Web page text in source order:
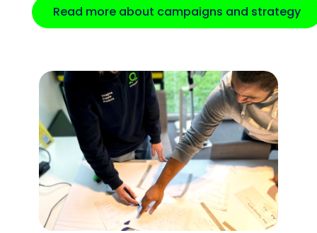
Read more about campaigns and strategy